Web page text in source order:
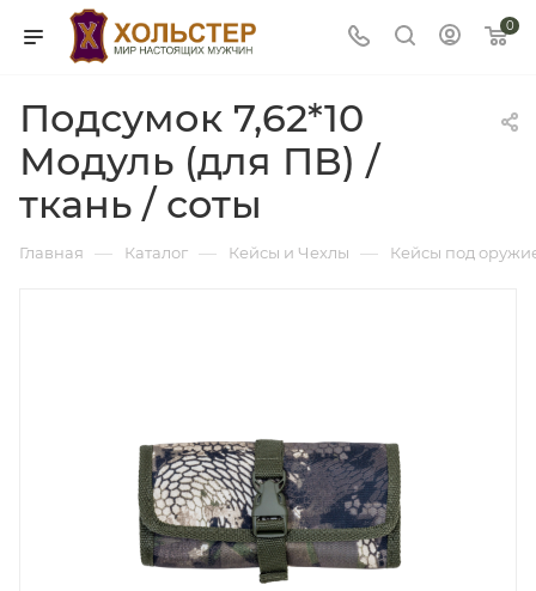
0
Подсумок 7,62*10
Модуль (для ПВ) /
ткань / соты
Главная — Каталог — Кейсы и Чехлы — Кейсы под